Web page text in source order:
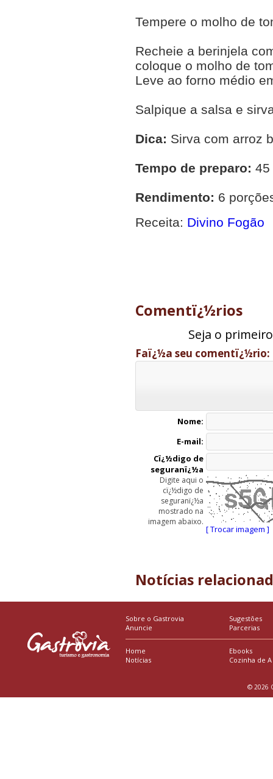
Tempere o molho de
Recheie a berinjela
coloque o molho de
Leve ao forno médio
Salpique a salsa e
Dica: Sirva com arroz
Tempo de preparo:
Rendimento: 6
Receita: Divino Fogão
Comentï¿½rios
Seja o
Faï¿½a seu comentï¿½rio:
Nome:
E-mail:
Cï¿½digo de
seguranï¿½a
Digite aqui o
cï¿½digo de
seguranï¿½a
mostrado na
imagem abaixo.
[ Trocar imagem ]
Notícias
Sobre o Gastrovia
Anuncie
Sugestões
Parcerias
Home
Notícias
Ebooks
Cozinha de A
© 2026